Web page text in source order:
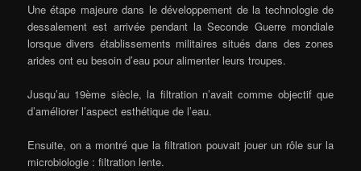
Une étape majeure dans le développement de la technologie de
dessalement est arrivée pendant la Seconde Guerre mondiale
lorsque divers établissements militaires situés dans des zones
arides ont eu besoin d’eau pour alimenter leurs troupes.
Jusqu’au 19ème siècle, la filtration n’avait comme objectif que
d’améliorer l’aspect esthétique de l’eau.
Ensuite, on a montré que la filtration pouvait jouer un rôle sur la
microbiologie : filtration lente.